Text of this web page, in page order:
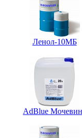
Ленол-10МБ
AdBlue